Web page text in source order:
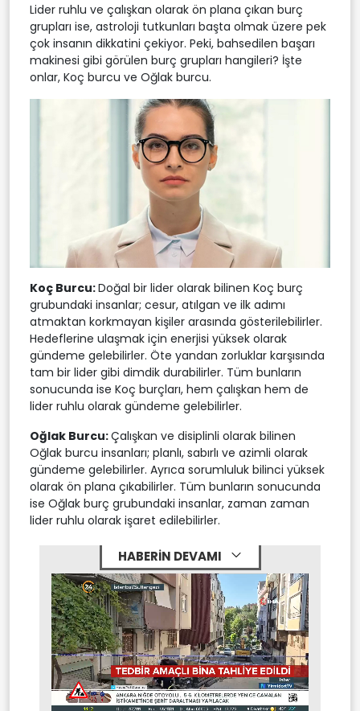
Lider ruhlu ve çalışkan olarak ön plana çıkan burç
grupları ise, astroloji tutkunları başta olmak üzere pek
çok insanın dikkatini çekiyor. Peki, bahsedilen başarı
makinesi gibi görülen burç grupları hangileri? İşte
onlar, Koç burcu ve Oğlak burcu.
Koç Burcu:Doğal bir lider olarak bilinen Koç burç
grubundaki insanlar; cesur, atılgan ve ilk adımı
atmaktan korkmayan kişiler arasında gösterilebilirler.
Hedeflerine ulaşmak için enerjisi yüksek olarak
gündeme gelebilirler. Öte yandan zorluklar karşısında
tam bir lider gibi dimdik durabilirler. Tüm bunların
sonucunda ise Koç burçları, hem çalışkan hem de
lider ruhlu olarak gündeme gelebilirler.
Oğlak Burcu:Çalışkan ve disiplinli olarak bilinen
Oğlak burcu insanları; planlı, sabırlı ve azimli olarak
gündeme gelebilirler. Ayrıca sorumluluk bilinci yüksek
olarak ön plana çıkabilirler. Tüm bunların sonucunda
ise Oğlak burç grubundaki insanlar, zaman zaman
lider ruhlu olarak işaret edilebilirler.
HABERİN DEVAMI
Stream